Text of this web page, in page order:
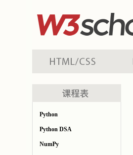
Python
Python DSA
NumPy